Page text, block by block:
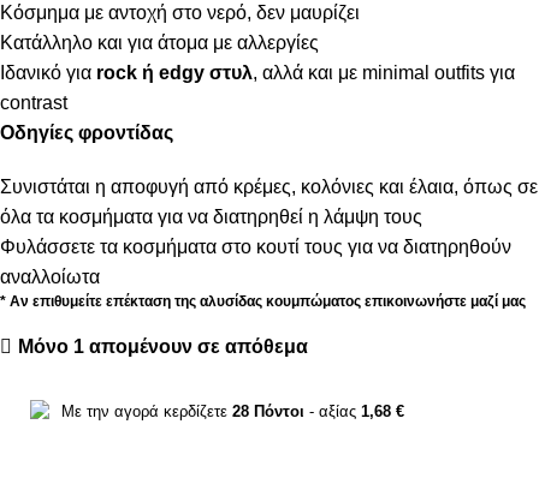
Κόσμημα με αντοχή στο νερό, δεν μαυρίζει
Κατάλληλο και για άτομα με αλλεργίες
Ιδανικό για rock ή edgy στυλ, αλλά και με minimal outfits για
contrast
Οδηγίες φροντίδας
Συνιστάται η αποφυγή από κρέμες, κολόνιες και έλαια, όπως σε
όλα τα κοσμήματα για να διατηρηθεί η λάμψη τους
Φυλάσσετε τα κοσμήματα στο κουτί τους για να διατηρηθούν
αναλλοίωτα
* Αν επιθυμείτε επέκταση της αλυσίδας κουμπώματος επικοινωνήστε μαζί μας
Μόνο 1 απομένουν σε απόθεμα
Με την αγορά κερδίζετε 28 Πόντοι - αξίας 1,68 €